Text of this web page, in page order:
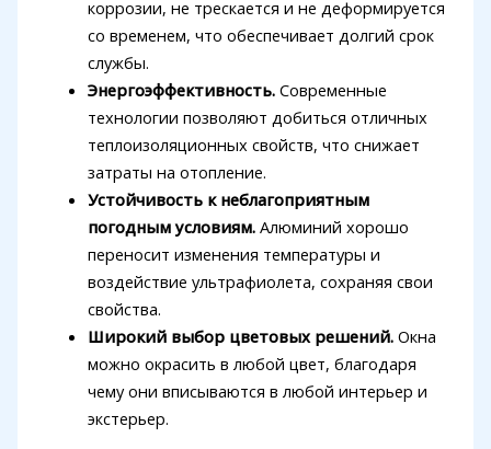
коррозии, не трескается и не деформируется
со временем, что обеспечивает долгий срок
службы.
Энергоэффективность.Современные
технологии позволяют добиться отличных
теплоизоляционных свойств, что снижает
затраты на отопление.
Устойчивость к неблагоприятным
погодным условиям.Алюминий хорошо
переносит изменения температуры и
воздействие ультрафиолета, сохраняя свои
свойства.
Широкий выбор цветовых решений.Окна
можно окрасить в любой цвет, благодаря
чему они вписываются в любой интерьер и
экстерьер.